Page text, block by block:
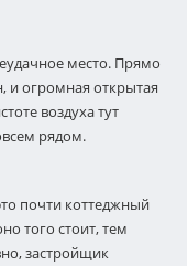
место. Прямо
и огромная открытая
воздуха тут
рядом.
почти коттеджный
того стоит, тем
застройщик